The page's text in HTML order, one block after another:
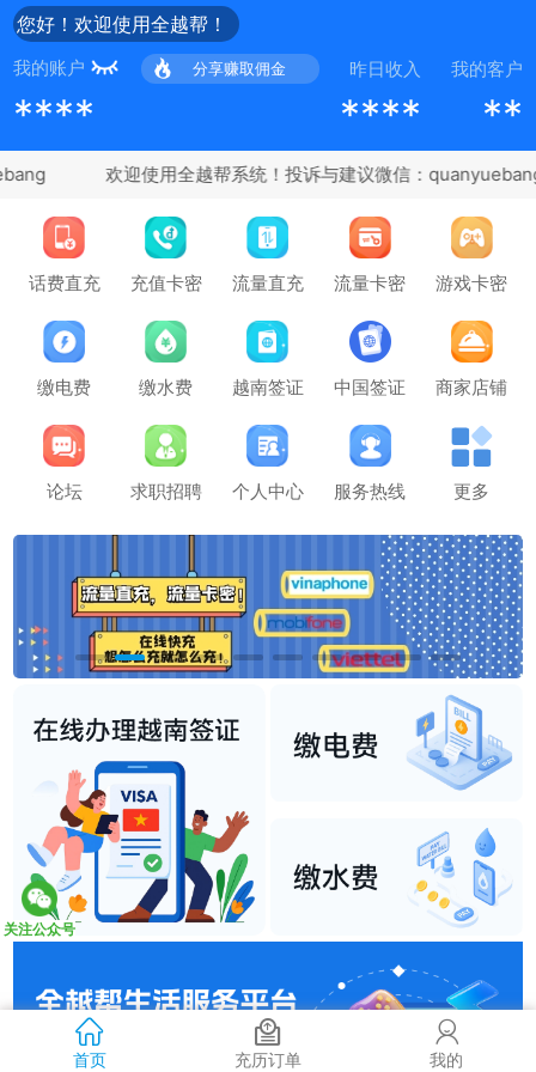
您好！欢迎使用全越帮！
我的账户 分享赚取佣金 昨日收入 我的客户
**** **** **
话费直充 充值卡密 流量直充 流量卡密 游戏卡密
缴电费 缴水费 越南签证 中国签证 商家店铺
论坛 求职招聘 个人中心 服务热线 更多
关注公众号
首页 充历订单 我的